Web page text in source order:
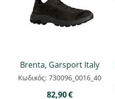
Brenta, Garsport Italy
Κωδικός: 730096_0016_40
82,90€